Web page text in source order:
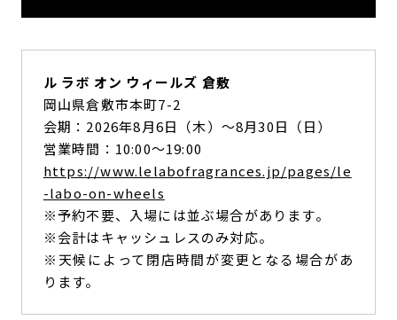
ル ラボ オン ウィールズ 倉敷
岡山県倉敷市本町7-2
会期：2026年8月6日（木）〜8月30日（日）
営業時間：10:00〜19:00
https://www.lelabofragrances.jp/pages/le
-labo-on-wheels
※予約不要、入場には並ぶ場合があります。
※会計はキャッシュレスのみ対応。
※天候によって閉店時間が変更となる場合があ
ります。